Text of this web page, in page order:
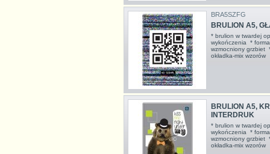
BRA5SZFG
BRULION A5,
* brulion w twardej
wykończenia *
wzmocniony grzbiet
okładka-mix wzorów
BRULION A5,
INTERDRUK
* brulion w twardej
wykończenia *
wzmocniony grzbiet
okładka-mix